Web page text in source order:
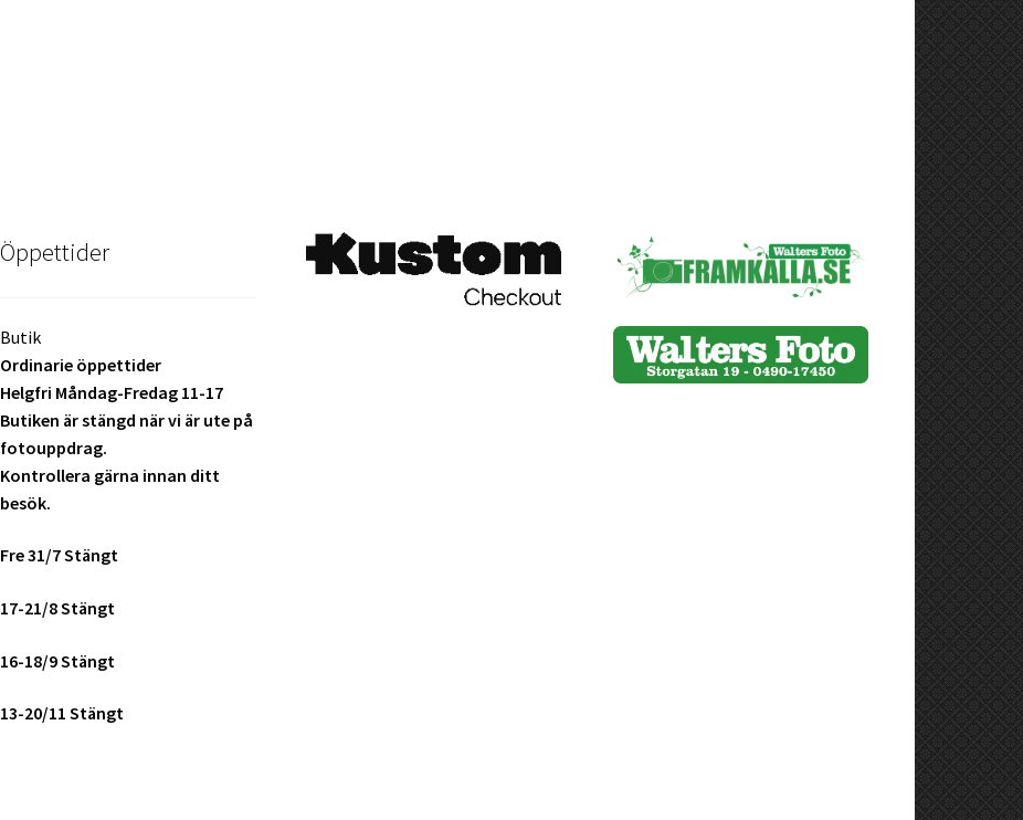
Öppettider
Butik
Ordinarie öppettider
Helgfri Måndag-Fredag 11-17
Butiken är stängd när vi är ute på
fotouppdrag.
Kontrollera gärna innan ditt
besök.
Fre 31/7 Stängt
17-21/8 Stängt
16-18/9 Stängt
13-20/11 Stängt